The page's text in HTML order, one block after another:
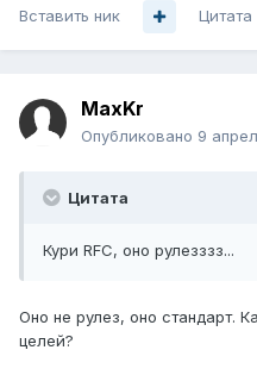
Вставить ник Цитата
MaxKr
Опубликовано 9
Цитата
Кури RFC, оно рулезззз...
Оно не рулез, оно стандарт.
целей?